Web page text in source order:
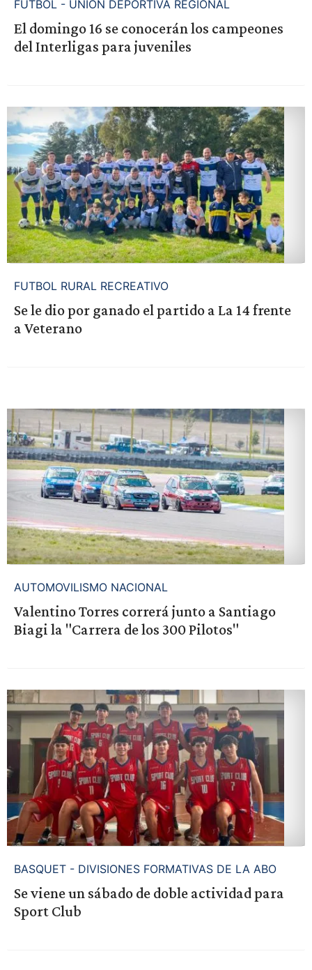
FUTBOL - UNION DEPORTIVA REGIONAL
El domingo 16 se conocerán los campeones
del Interligas para juveniles
FUTBOL RURAL RECREATIVO
Se le dio por ganado el partido a La 14 frente
a Veterano
AUTOMOVILISMO NACIONAL
Valentino Torres correrá junto a Santiago
Biagi la "Carrera de los 300 Pilotos"
BASQUET - DIVISIONES FORMATIVAS DE LA ABO
Se viene un sábado de doble actividad para
Sport Club